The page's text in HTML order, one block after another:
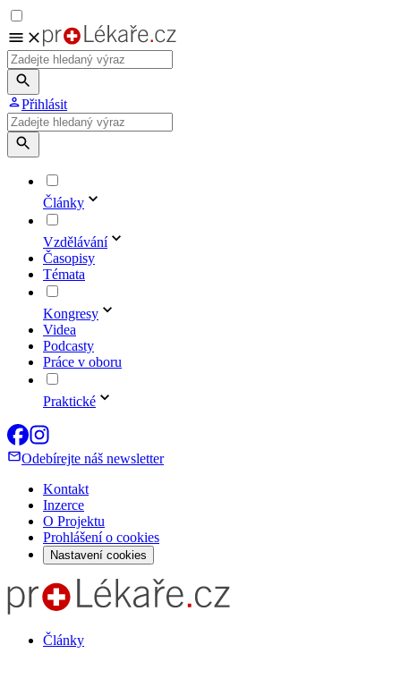
Přihlásit
Články
Vzdělávání
Časopisy
Témata
Kongresy
Videa
Podcasty
Práce v oboru
Praktické
Odebírejte náš newsletter
Kontakt
Inzerce
O Projektu
Prohlášení o cookies
Nastavení cookies
Články